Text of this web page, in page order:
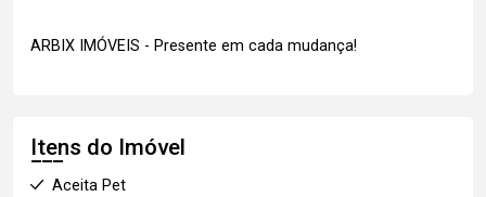
ARBIX IMÓVEIS - Presente em cada mudança!
Itens do Imóvel
Aceita Pet